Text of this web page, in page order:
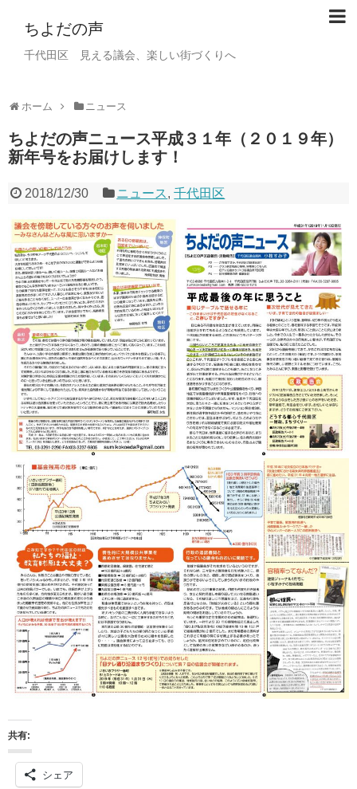
ちよだの声
千代田区 見える議会、楽しい街づくりへ
ホーム ニュース
ちよだの声ニュース平成３１年（２０１９年）
新年号をお届けします！
2018/12/30 ニュース,千代田区
共有:
シェア